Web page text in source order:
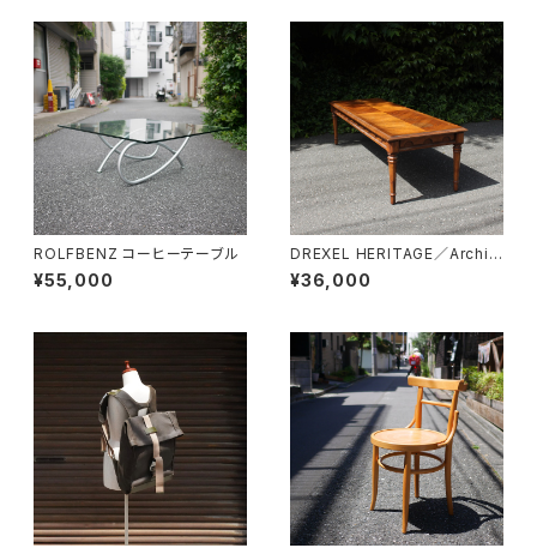
ROLFBENZ コーヒーテーブル
¥55,000
DREXEL HERITAGE／Archit
ectual Low Table
¥36,000